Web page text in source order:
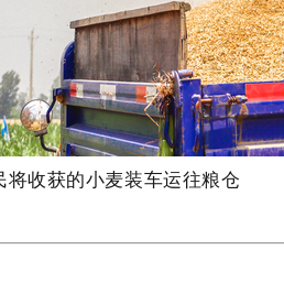
收获的小麦装车运往粮仓